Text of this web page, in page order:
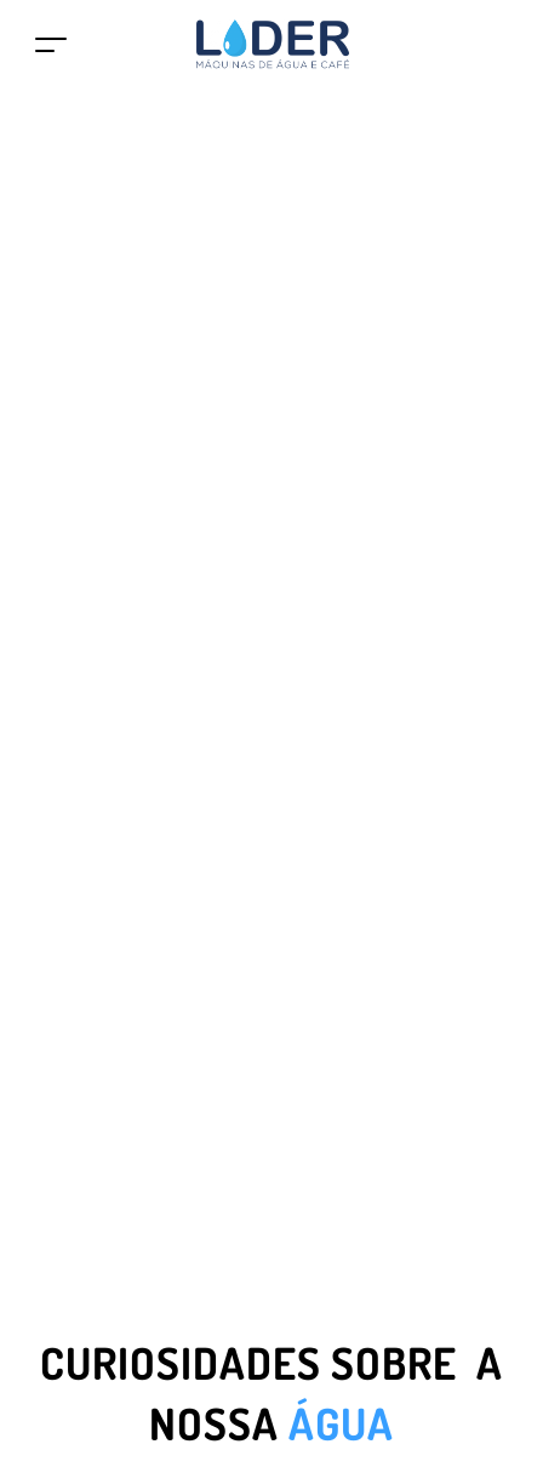
CURIOSIDADES SOBRE A
NOSSAÁGUA